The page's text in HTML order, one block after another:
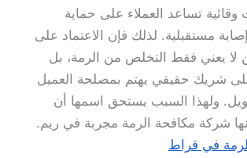
وقائية تساعد العملاء على حماية
مستقبلية. لذلك فإن الاعتماد على
لا يعني فقط التخلص من الرمة، بل
شريك حقيقي يهتم بمصلحة العميل
ولهذا السبب يستحق اسمها أن
شركة مكافحة الرمة مجربة في ريم.
في قراط